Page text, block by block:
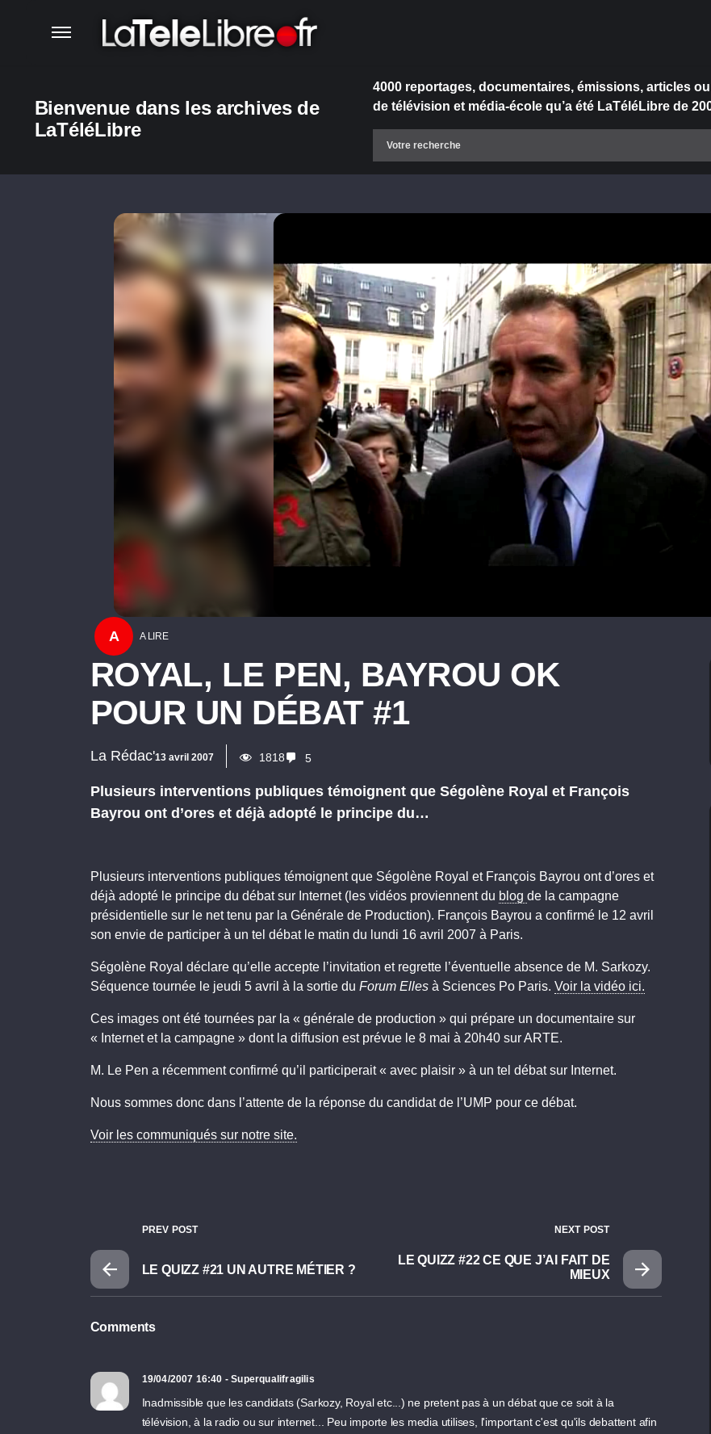
Bienvenue dans les archives de
LaTéléLibre
4000 reportages, documentaires, émissions, articles
de télévision et média-école qu’a été LaTéléLibre de
A A LIRE
ROYAL, LE PEN, BAYROU OK
POUR UN DÉBAT #1
La Rédac'13 avril 2007 1818 5
Plusieurs interventions publiques témoignent que Ségolène Royal et François
Bayrou ont d’ores et déjà adopté le principe du…
Plusieurs interventions publiques témoignent que Ségolène Royal et François Bayrou ont d’ores et
déjà adopté le principe du débat sur Internet (les vidéos proviennent du blog de la campagne
présidentielle sur le net tenu par la Générale de Production). François Bayrou a confirmé le 12 avril
son envie de participer à un tel débat le matin du lundi 16 avril 2007 à Paris.
Ségolène Royal déclare qu’elle accepte l’invitation et regrette l’éventuelle absence de M. Sarkozy.
Séquence tournée le jeudi 5 avril à la sortie du Forum Ellesà Sciences Po Paris. Voir la vidéo ici.
Ces images ont été tournées par la « générale de production » qui prépare un documentaire sur
« Internet et la campagne » dont la diffusion est prévue le 8 mai à 20h40 sur ARTE.
M. Le Pen a récemment confirmé qu’il participerait « avec plaisir » à un tel débat sur Internet.
Nous sommes donc dans l’attente de la réponse du candidat de l’UMP pour ce débat.
Voir les communiqués sur notre site.
PREV POST
LE QUIZZ #21 UN AUTRE MÉTIER ?
NEXT POST
LE QUIZZ #22 CE QUE J’AI FAIT DE
MIEUX
Comments
19/04/2007 16:40 - Superqualifragilis
Inadmissible que les candidats (Sarkozy, Royal etc...) ne pretent pas à un débat que ce soit à la
télévision, à la radio ou sur internet... Peu importe les media utilises, l'important c'est qu'ils debattent afin